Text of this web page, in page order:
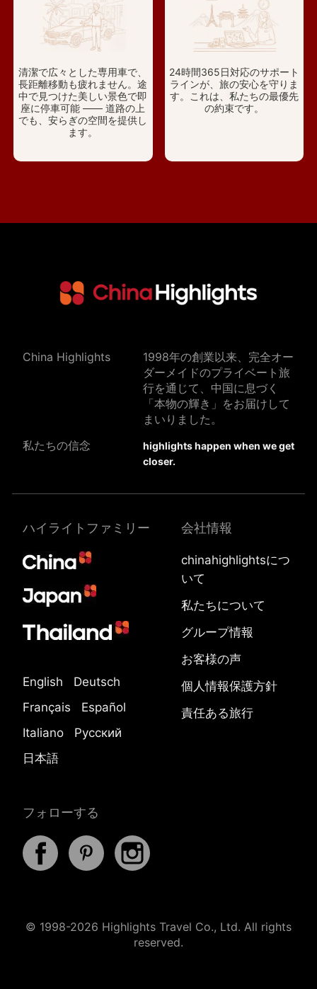
清潔で広々とした専用車で、
長距離移動も疲れません。途
中で見つけた美しい景色で即
座に停車可能 —— 道路の上
でも、安らぎの空間を提供し
ます。
24時間365日対応のサポート
ラインが、旅の安心を守りま
す。これは、私たちの最優先
の約束です。
China Highlights
1998年の創業以来、完全オー
ダーメイドのプライベート旅
行を通じて、中国に息づく
「本物の輝き」をお届けして
まいりました。
私たちの信念
highlights happen when we get
closer.
ハイライトファミリー
English
Deutsch
Français
Español
Italiano
Русский
日本語
フォローする
会社情報
chinahighlightsにつ
いて
私たちについて
グループ情報
お客様の声
個人情報保護方針
責任ある旅行
© 1998-2026 Highlights Travel Co., Ltd. All rights
reserved.